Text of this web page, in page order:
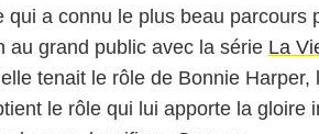
qui a connu le plus beau parcours
au grand public avec la série La
tenait le rôle de Bonnie Harper,
le rôle qui lui apporte la gloire